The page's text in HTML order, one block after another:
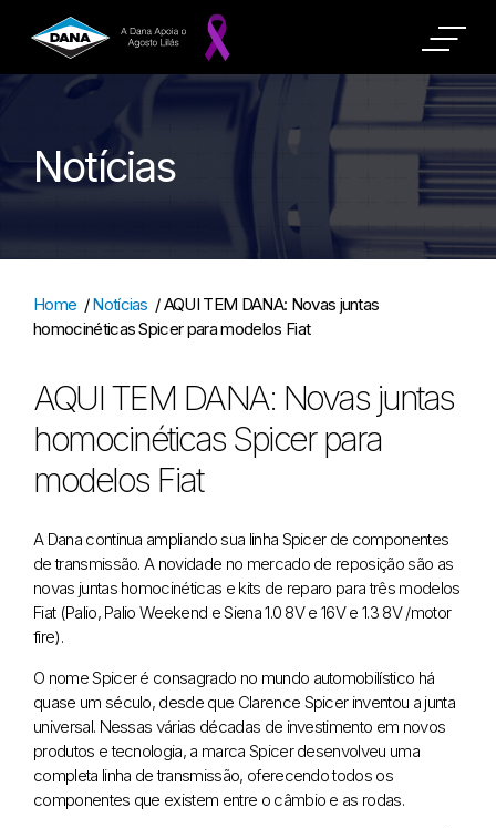
Notícias
Home /Notícias /AQUI TEM DANA: Novas juntas
homocinéticas Spicer para modelos Fiat
AQUI TEM DANA: Novas juntas
homocinéticas Spicer para
modelos Fiat
A Dana continua ampliando sua linha Spicer de componentes
de transmissão. A novidade no mercado de reposição são as
novas juntas homocinéticas e kits de reparo para três modelos
Fiat (Palio, Palio Weekend e Siena 1.0 8V e 16V e 1.3 8V /motor
fire).
O nome Spicer é consagrado no mundo automobilístico há
quase um século, desde que Clarence Spicer inventou a junta
universal. Nessas várias décadas de investimento em novos
produtos e tecnologia, a marca Spicer desenvolveu uma
completa linha de transmissão, oferecendo todos os
componentes que existem entre o câmbio e as rodas.